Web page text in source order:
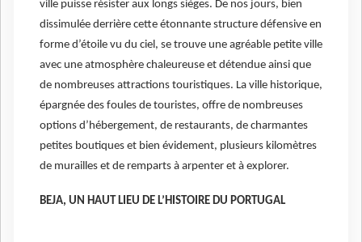
ville puisse résister aux longs sièges. De nos jours, bien
dissimulée derrière cette étonnante structure défensive en
forme d’étoile vu du ciel, se trouve une agréable petite ville
avec une atmosphère chaleureuse et détendue ainsi que
de nombreuses attractions touristiques. La ville historique,
épargnée des foules de touristes, offre de nombreuses
options d’hébergement, de restaurants, de charmantes
petites boutiques et bien évidement, plusieurs kilomètres
de murailles et de remparts à arpenter et à explorer.
BEJA, UN HAUT LIEU DE L’HISTOIRE DU PORTUGAL